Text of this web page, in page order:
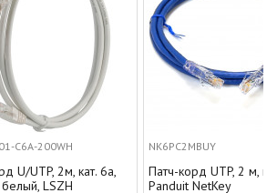
2м, кат. 6a,
NK6PC2MBUY
Патч-корд UTP, 2 м, кат. 6,
Panduit NetKey